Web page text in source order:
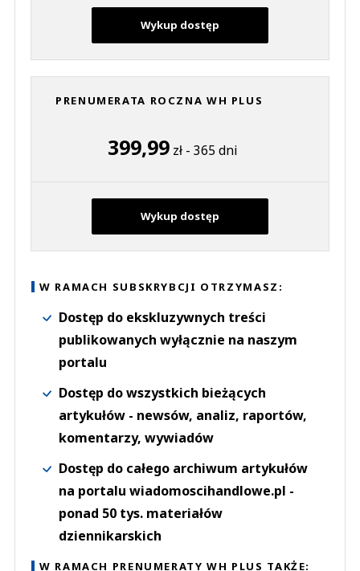
Wykup dostęp
PRENUMERATA ROCZNA WH PLUS
399,99zł - 365 dni
Wykup dostęp
W RAMACH SUBSKRYBCJI OTRZYMASZ:
Dostęp do ekskluzywnych treści
publikowanych wyłącznie na naszym
portalu
Dostęp do wszystkich bieżących
artykułów - newsów, analiz, raportów,
komentarzy, wywiadów
Dostęp do całego archiwum artykułów
na portalu wiadomoscihandlowe.pl -
ponad 50 tys. materiałów
dziennikarskich
W RAMACH PRENUMERATY WH PLUS TAKŻE: